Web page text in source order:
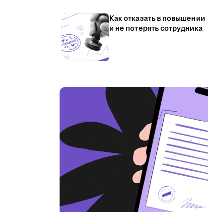
Как отказать в повышении
и не потерять сотрудника